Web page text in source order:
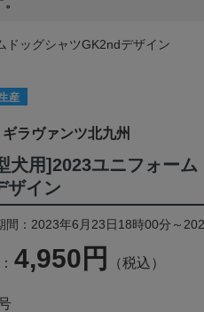
ドッグシャツGK2ndデザイン
産
ギラヴァンツ北九州
犬用]2023ユニフォー
ザイン
間：2023年6月23日18時00分～
4,950円 （税込）